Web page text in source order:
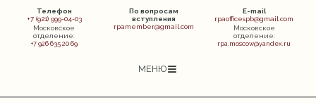
Телефон
+7 (921) 999-04-03
Московское
отделение:
+7 926 635 20 69
По вопросам
вступления
rpamember@gmail.com
E-mail
rpaofficespb@gmail.com
Московское
отделение:
rpa.moscow@yandex.ru
МЕНЮ